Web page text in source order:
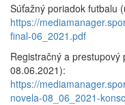
Súťažný poriadok futbalu
https://
final-06_2021.pdf
Registračný a
08.06.2021):
https://
novela-08_06_2021-